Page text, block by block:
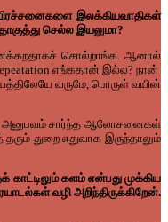
இலக்கியவாதிகள்
செல்ல இயலுமா?
சொல்றாங்க. ஆனால்
எங்கதான் இல்ல? நான்
வருமே, பொருள் வயின்
அனுபவம் சார்ந்த ஆலோசனைகள்
துறை எதுவாக இருந்தாலும்
காட்டிலும் களம் என்பது முக்கிய
வழி அறிந்திருக்கிறேன்.